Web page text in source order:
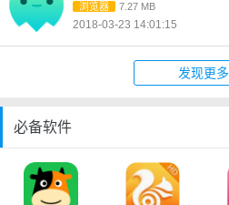
浏览器 7.27 MB
2018-03-23 14:01:15
发现更多
必备软件